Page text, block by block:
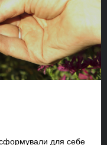
для себе